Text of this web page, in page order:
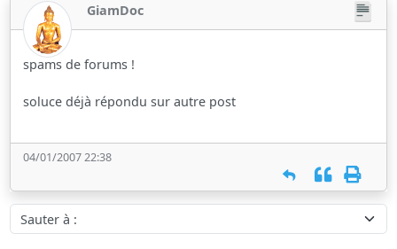
GiamDoc
spams de forums !
soluce déjà répondu sur autre post
04/01/2007 22:38
Sauter à :